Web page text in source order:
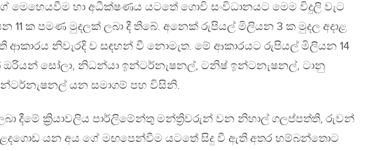
මෙහෙයවීම හා අධීක්ෂණය යටතේ ගොවි සංවිධානයට මෙම විදුලි වැට
11 ක පමණ මුදලක් ලබා දී තිබේ. අනෙක් රුපියල් මිලියන 3 ක මුදල අදාළ
ආකාරය නිවැරදි ව සඳහන් වී නොමැත. මේ ආකාරයට රුපියල් මිලියන 14
ඔරියන් සෝලා, නිධන්යා ඉන්ටර්නැෂනල්, ටනිෂ් ඉන්ටනැෂනල්, ටානු
යන සමාගම් පහ විසිනි.
දීමේ ක්‍රියාවලිය පාර්ලිමේන්තු මන්ත්‍රිවරුන් වන නිහාල් ගලප්පත්ති, රුවන්
යන අය ගේ මඟපෙන්වීම යටතේ සිදු වී ඇති අතර හම්බන්තොට